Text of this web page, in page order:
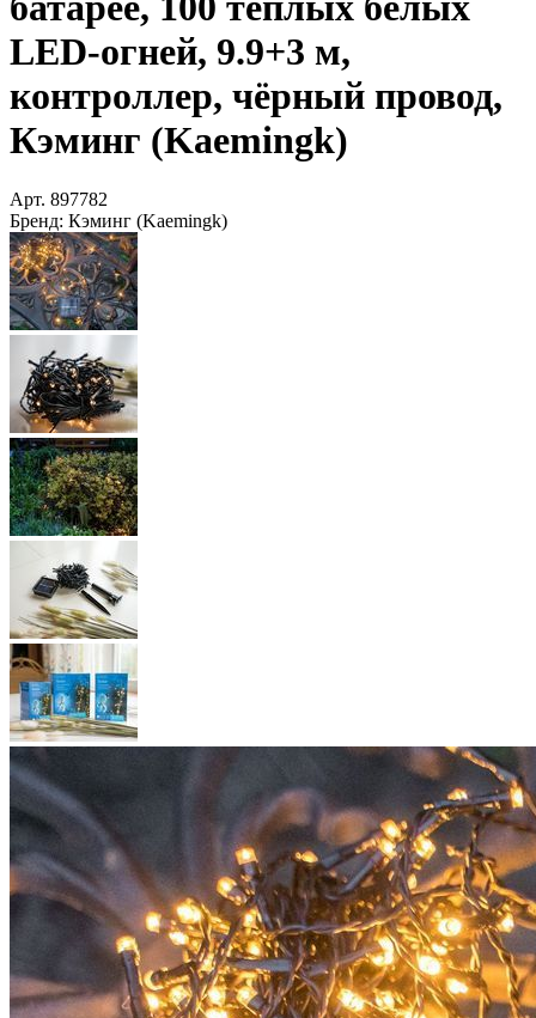
LED-огней, 9.9+3 м,
контроллер, чёрный провод,
Кэминг (Kaemingk)
Арт. 897782
Бренд: Кэминг (Kaemingk)